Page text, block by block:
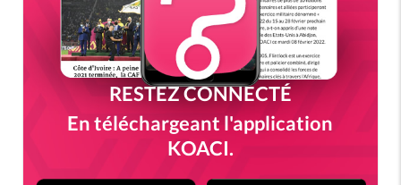
RESTEZ CONNECTÉ
En téléchargeant l'application
KOACI.